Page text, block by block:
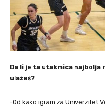
Da li je ta utakmica najbolja
ulažeš?
-Od kako igram za Univerzitet